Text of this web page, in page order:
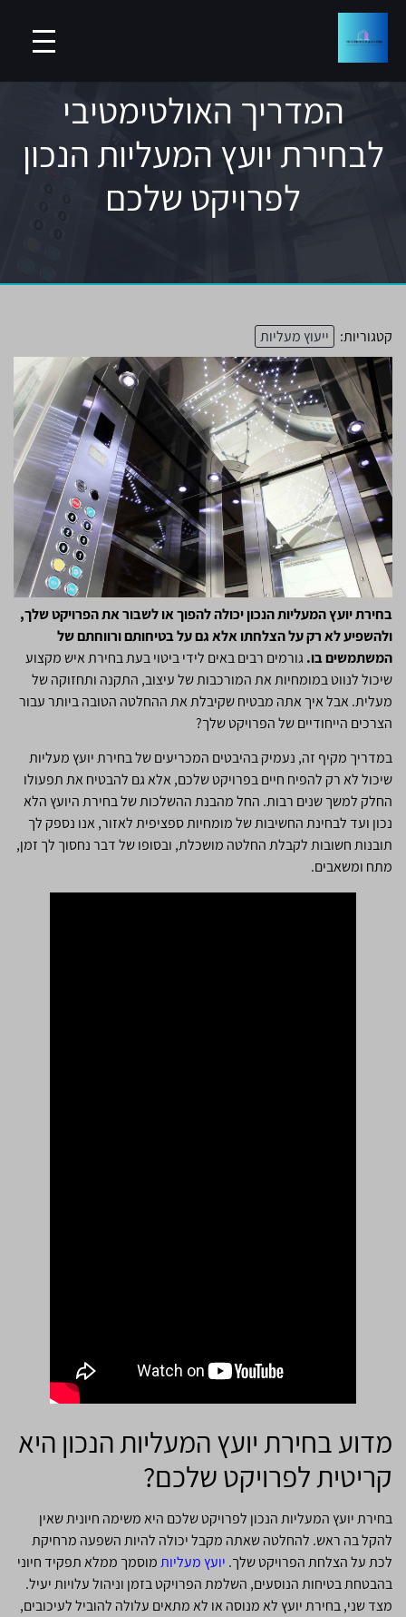
המדריך האולטימטיבי
לבחירת יועץ המעליות הנכון
לפרויקט שלכם
קטגוריות: ייעוץ מעליות
בחירת יועץ המעליות הנכון יכולה להפוך או לשבור את הפרויקט שלך,
ולהשפיע לא רק על הצלחתו אלא גם על בטיחותם ורווחתם של
המשתמשים בו.גורמים רבים באים לידי ביטוי בעת בחירת איש מקצוע
שיכול לנווט במומחיות את המורכבות של עיצוב, התקנה ותחזוקה של
מעלית. אבל איך אתה מבטיח שקיבלת את ההחלטה הטובה ביותר עבור
הצרכים הייחודיים של הפרויקט שלך?
במדריך מקיף זה, נעמיק בהיבטים המכריעים של בחירת יועץ מעליות
שיכול לא רק להפיח חיים בפרויקט שלכם, אלא גם להבטיח את תפעולו
החלק למשך שנים רבות. החל מהבנת ההשלכות של בחירת היועץ הלא
נכון ועד לבחינת החשיבות של מומחיות ספציפית לאזור, אנו נספק לך
תובנות חשובות לקבלת החלטה מושכלת, ובסופו של דבר נחסוך לך זמן,
מתח ומשאבים.
מדוע בחירת יועץ המעליות הנכון היא
קריטית לפרויקט שלכם?
בחירת יועץ המעליות הנכון לפרויקט שלכם היא משימה חיונית שאין
להקל בה ראש. להחלטה שאתה מקבל יכולה להיות השפעה מרחיקת
לכת על הצלחת הפרויקט שלך. יועץ מעליותמוסמך ממלא תפקיד חיוני
בהבטחת בטיחות הנוסעים, השלמת הפרויקט בזמן וניהול עלויות יעיל.
מצד שני, בחירת יועץ לא מנוסה או לא מתאים עלולה להוביל לעיכובים,